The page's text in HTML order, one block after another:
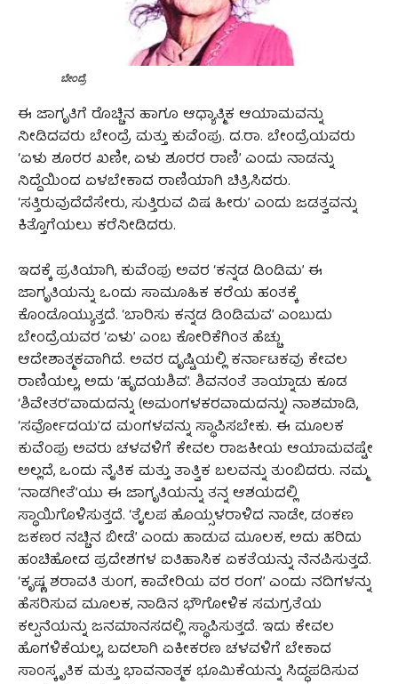
ಬೇಂದ್ರೆ
ಈ ಜಾಗೃತಿಗೆ ರೊಚ್ಚಿನ ಹಾಗೂ ಆಧ್ಯಾತ್ಮಿಕ ಆಯಾಮವನ್ನು
ನೀಡಿದವರು ಬೇಂದ್ರೆ ಮತ್ತು ಕುವೆಂಪು. ದ.ರಾ. ಬೇಂದ್ರೆಯವರು
‘ಏಳು ಶೂರರ ಖಣೀ, ಏಳು ಶೂರರ ರಾಣಿ’ ಎಂದು ನಾಡನ್ನು
ನಿದ್ದೆಯಿಂದ ಏಳಬೇಕಾದ ರಾಣಿಯಾಗಿ ಚಿತ್ರಿಸಿದರು.
‘ಸತ್ತಿರುವುದೆದೆಸೇರು, ಸುತ್ತಿರುವ ವಿಷ ಹೀರು’ ಎಂದು ಜಡತ್ವವನ್ನು
ಕಿತ್ತೊಗೆಯಲು ಕರೆನೀಡಿದರು.
ಇದಕ್ಕೆ ಪ್ರತಿಯಾಗಿ, ಕುವೆಂಪು ಅವರ ‘ಕನ್ನಡ ಡಿಂಡಿಮ’ ಈ
ಜಾಗೃತಿಯನ್ನು ಒಂದು ಸಾಮೂಹಿಕ ಕರೆಯ ಹಂತಕ್ಕೆ
ಕೊಂಡೊಯ್ಯುತ್ತದೆ. ‘ಬಾರಿಸು ಕನ್ನಡ ಡಿಂಡಿಮವ’ ಎಂಬುದು
ಬೇಂದ್ರೆಯವರ ‘ಏಳು’ ಎಂಬ ಕೋರಿಕೆಗಿಂತ ಹೆಚ್ಚು
ಆದೇಶಾತ್ಮಕವಾಗಿದೆ. ಅವರ ದೃಷ್ಟಿಯಲ್ಲಿ ಕರ್ನಾಟಕವು ಕೇವಲ
ರಾಣಿಯಲ್ಲ, ಅದು ‘ಹೃದಯಶಿವ’. ಶಿವನಂತೆ ತಾಯ್ನಾಡು ಕೂಡ
‘ಶಿವೇತರ’ವಾದುದನ್ನು (ಅಮಂಗಳಕರವಾದುದನ್ನು) ನಾಶಮಾಡಿ,
‘ಸರ್ವೋದಯ’ದ ಮಂಗಳವನ್ನು ಸ್ಥಾಪಿಸಬೇಕು. ಈ ಮೂಲಕ
ಕುವೆಂಪು ಅವರು ಚಳವಳಿಗೆ ಕೇವಲ ರಾಜಕೀಯ ಆಯಾಮವಷ್ಟೇ
ಅಲ್ಲದೆ, ಒಂದು ನೈತಿಕ ಮತ್ತು ತಾತ್ವಿಕ ಬಲವನ್ನು ತುಂಬಿದರು. ನಮ್ಮ
‘ನಾಡಗೀತೆ’ಯು ಈ ಜಾಗೃತಿಯನ್ನು ತನ್ನ ಆಶಯದಲ್ಲಿ
ಸ್ಥಾಯಿಗೊಳಿಸುತ್ತದೆ. ‘ತೈಲಪ ಹೊಯ್ಸಳರಾಳಿದ ನಾಡೇ, ಡಂಕಣ
ಜಕಣರ ನಚ್ಚಿನ ಬೀಡೆ’ ಎಂದು ಹಾಡುವ ಮೂಲಕ, ಅದು ಹರಿದು
ಹಂಚಿಹೋದ ಪ್ರದೇಶಗಳ ಐತಿಹಾಸಿಕ ಏಕತೆಯನ್ನು ನೆನಪಿಸುತ್ತದೆ.
‘ಕೃಷ್ಣ ಶರಾವತಿ ತುಂಗ, ಕಾವೇರಿಯ ವರ ರಂಗ’ ಎಂದು ನದಿಗಳನ್ನು
ಹೆಸರಿಸುವ ಮೂಲಕ, ನಾಡಿನ ಭೌಗೋಳಿಕ ಸಮಗ್ರತೆಯ
ಕಲ್ಪನೆಯನ್ನು ಜನಮಾನಸದಲ್ಲಿ ಸ್ಥಾಪಿಸುತ್ತದೆ. ಇದು ಕೇವಲ
ಹೊಗಳಿಕೆಯಲ್ಲ, ಬದಲಾಗಿ ಏಕೀಕರಣ ಚಳವಳಿಗೆ ಬೇಕಾದ
ಸಾಂಸ್ಕೃತಿಕ ಮತ್ತು ಭಾವನಾತ್ಮಕ ಭೂಮಿಕೆಯನ್ನು ಸಿದ್ಧಪಡಿಸುವ